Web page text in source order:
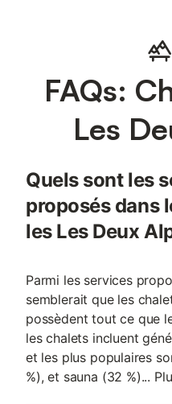
FAQs:
Les
Quels sont les
proposés dans
les Les Deux
Parmi les services
semblerait que les
possèdent tout ce que
les chalets incluent
et les plus populaires
%), et sauna (32 %)...